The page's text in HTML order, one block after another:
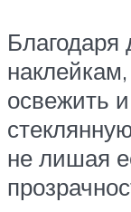
Благодаря
освежить
не лишая